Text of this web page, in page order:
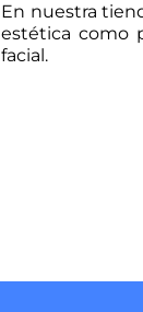
En nuestra
estética como
facial.